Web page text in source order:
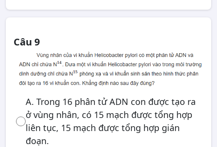
Câu 9
A. Trong 16 phân tử ADN con được tạo ra
ở vùng nhân, có 15 mạch được tổng hợp
liên tục, 15 mạch được tổng hợp gián
đoạn.